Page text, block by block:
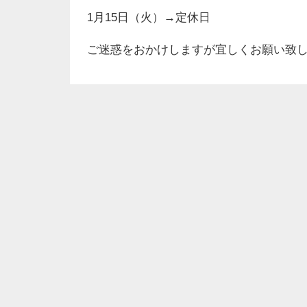
1月15日（火）→定休日
ご迷惑をおかけしますが宜しくお願い致し